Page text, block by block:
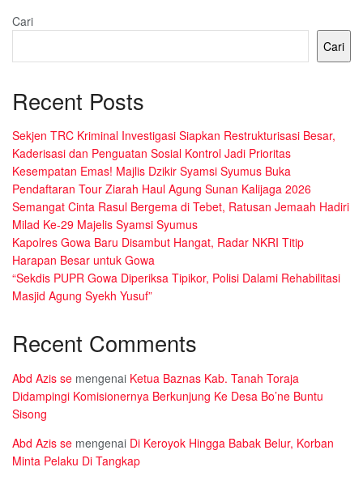
Cari
Cari
Recent Posts
Sekjen TRC Kriminal Investigasi Siapkan Restrukturisasi Besar,
Kaderisasi dan Penguatan Sosial Kontrol Jadi Prioritas
Kesempatan Emas! Majlis Dzikir Syamsi Syumus Buka
Pendaftaran Tour Ziarah Haul Agung Sunan Kalijaga 2026
Semangat Cinta Rasul Bergema di Tebet, Ratusan Jemaah Hadiri
Milad Ke-29 Majelis Syamsi Syumus
Kapolres Gowa Baru Disambut Hangat, Radar NKRI Titip
Harapan Besar untuk Gowa
“Sekdis PUPR Gowa Diperiksa Tipikor, Polisi Dalami Rehabilitasi
Masjid Agung Syekh Yusuf”
Recent Comments
Abd Azis se mengenai Ketua Baznas Kab. Tanah Toraja
Didampingi Komisionernya Berkunjung Ke Desa Bo’ne Buntu
Sisong
Abd Azis se mengenai Di Keroyok Hingga Babak Belur, Korban
Minta Pelaku Di Tangkap